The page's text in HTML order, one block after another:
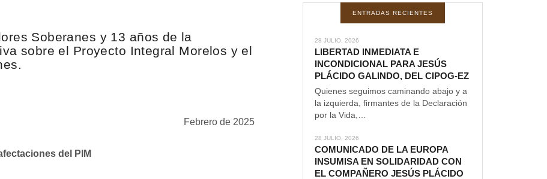
Soberanes y 13 años de la
sobre el Proyecto Integral Morelos y el
Febrero de 2025
del PIM
ENTRADAS RECIENTES
28 JULIO, 2026
LIBERTAD INMEDIATA E
INCONDICIONAL PARA JESÚS
PLÁCIDO GALINDO, DEL CIPOG-EZ
Quienes seguimos caminando abajo y a
la izquierda, firmantes de la Declaración
por la Vida,…
28 JULIO, 2026
COMUNICADO DE LA EUROPA
INSUMISA EN SOLIDARIDAD CON
EL COMPAÑERO JESÚS PLÁCIDO